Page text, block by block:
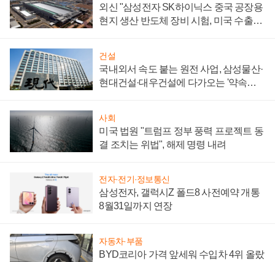
외신 "삼성전자 SK하이닉스 중국 공장용
현지 생산 반도체 장비 시험, 미국 수출통
건설
국내외서 속도 붙는 원전 사업, 삼성물산·
현대건설·대우건설에 다가오는 '약속의
사회
미국 법원 "트럼프 정부 풍력 프로젝트 동
결 조치는 위법", 해제 명령 내려
전자·전기·정보통신
삼성전자, 갤럭시Z 폴드8 사전예약 개통
8월31일까지 연장
자동차·부품
BYD코리아 가격 앞세워 수입차 4위 올랐